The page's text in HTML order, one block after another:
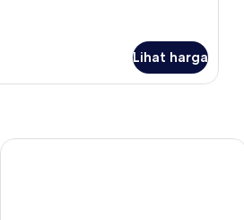
Lihat harga
Cosmopolita Hotel Boutique & Spa